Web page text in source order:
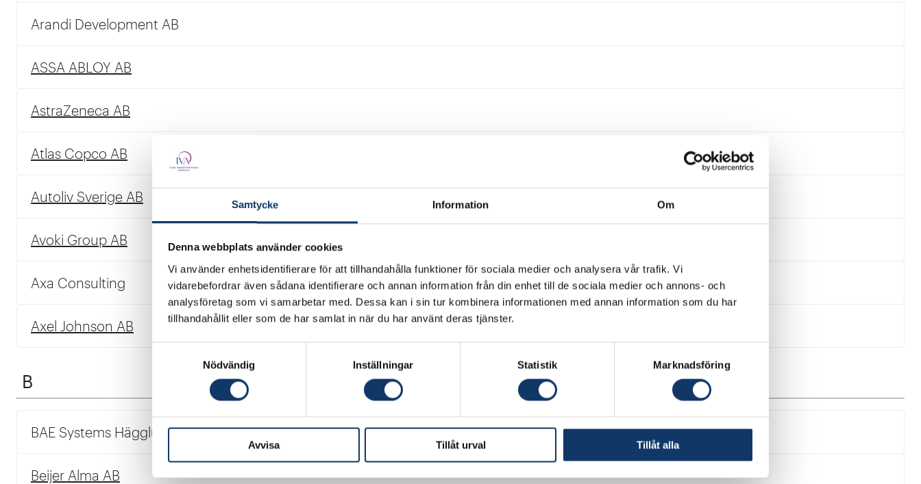
Samtycke Information Om
Denna webbplats använder cookies
Vi använder enhetsidentifierare för att tillhandahålla funktioner för sociala medier och analysera vår trafik. Vi
vidarebefordrar även sådana identifierare och annan information från din enhet till de sociala medier och annons- och
analysföretag som vi samarbetar med. Dessa kan i sin tur kombinera informationen med annan information som du har
tillhandahållit eller som de har samlat in när du har använt deras tjänster.
Nödvändig
Inställningar Statistik Marknadsföring
Avvisa Tillåt urval Tillåt alla
Arandi Development AB
ASSA ABLOY AB
AstraZeneca AB
Atlas Copco AB
Autoliv Sverige AB
Avoki Group AB
Axa Consulting
Axel Johnson AB
B
BAE Systems Hägglunds AB
Beijer Alma AB